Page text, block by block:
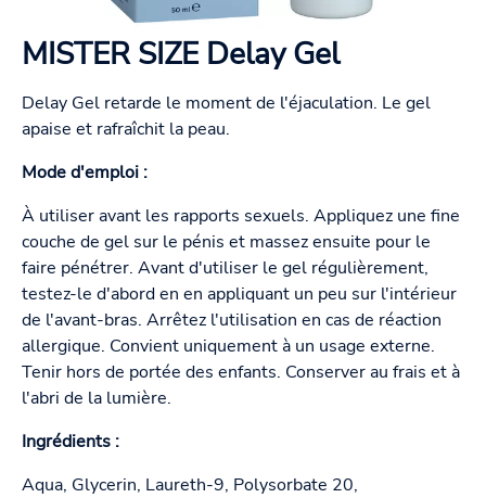
MISTER SIZE Delay Gel
Delay Gel retarde le moment de l'éjaculation. Le gel
apaise et rafraîchit la peau.
Mode d'emploi :
À utiliser avant les rapports sexuels. Appliquez une fine
couche de gel sur le pénis et massez ensuite pour le
faire pénétrer. Avant d'utiliser le gel régulièrement,
testez-le d'abord en en appliquant un peu sur l'intérieur
de l'avant-bras. Arrêtez l'utilisation en cas de réaction
allergique. Convient uniquement à un usage externe.
Tenir hors de portée des enfants. Conserver au frais et à
l'abri de la lumière.
Ingrédients :
Aqua, Glycerin, Laureth-9, Polysorbate 20,